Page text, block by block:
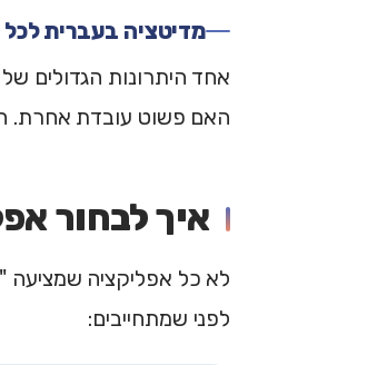
מדיטציה בעברית
אחד היתרונות הגדולים
האם פשוט עובדת אחרת.
איך לבחור
לא כל אפליקציה שמציעה
לפני שמתחייבים: